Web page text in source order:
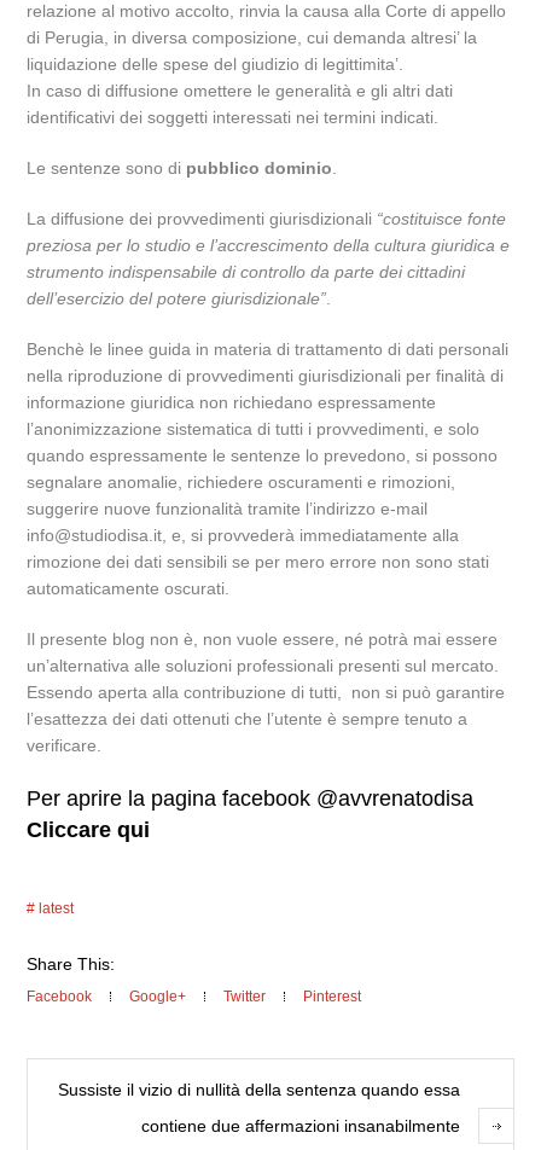
relazione al motivo accolto, rinvia la causa alla Corte di appello
di Perugia, in diversa composizione, cui demanda altresi’ la
liquidazione delle spese del giudizio di legittimita’.
In caso di diffusione omettere le generalità e gli altri dati
identificativi dei soggetti interessati nei termini indicati.
Le sentenze sono di pubblico dominio
La diffusione dei provvedimenti giurisdizionali “costituisce fonte
preziosa per lo studio e l’accrescimento della cultura giuridica e
strumento indispensabile di controllo da parte dei cittadini
dell’esercizio del potere giurisdizionale”
Benchè le linee guida in materia di trattamento di dati personali
nella riproduzione di provvedimenti giurisdizionali per finalità di
informazione giuridica non richiedano espressamente
l’anonimizzazione sistematica di tutti i provvedimenti, e solo
quando espressamente le sentenze lo prevedono, si possono
segnalare anomalie, richiedere oscuramenti e rimozioni,
suggerire nuove funzionalità tramite l’indirizzo e-mail
info@studiodisa.it, e, si provvederà immediatamente alla
rimozione dei dati sensibili se per mero errore non sono stati
automaticamente oscurati.
Il presente blog non è, non vuole essere, né potrà mai essere
un’alternativa alle soluzioni professionali presenti sul mercato.
Essendo aperta alla contribuzione di tutti, non si può garantire
l’esattezza dei dati ottenuti che l’utente è sempre tenuto a
verificare.
Per aprire la pagina facebook @avvrenatodisa
Cliccare qui
latest
Share This:
Facebook Google+ Twitter Pinterest
Sussiste il vizio di nullità della sentenza quando essa
contiene due affermazioni insanabilmente